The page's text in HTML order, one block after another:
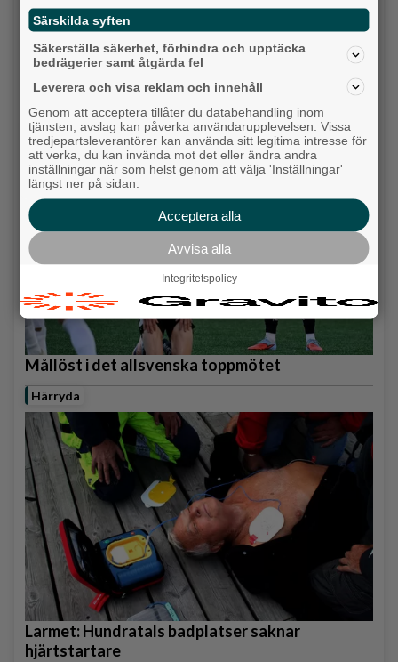
Karnevalstämning på Backadagen
Bjöds på trummor, såpbubblor och grillade räkor
Hisingen
Mållöst i det allsvenska toppmötet
Härryda
Larmet: Hundratals badplatser saknar
hjärtstartare
Särskilda syften
Säkerställa säkerhet, förhindra och upptäcka
bedrägerier samt åtgärda fel
Leverera och visa reklam och innehåll
Genom att acceptera tillåter du databehandling inom
tjänsten, avslag kan påverka användarupplevelsen. Vissa
tredjepartsleverantörer kan använda sitt legitima intresse för
att verka, du kan invända mot det eller ändra andra
inställningar när som helst genom att välja 'Inställningar'
längst ner på sidan.
Acceptera alla
Avvisa alla
Integritetspolicy